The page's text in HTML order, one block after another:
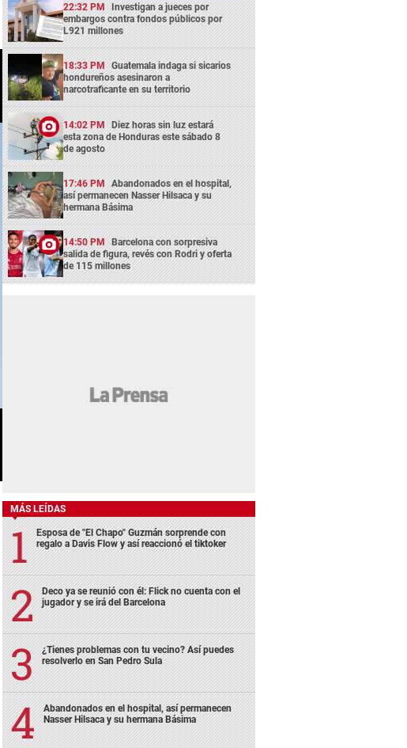
22:32 PM Investigan a jueces por
embargos contra fondos públicos por
L921 millones
18:33 PM Guatemala indaga si sicarios
hondureños asesinaron a
narcotraficante en su territorio
14:02 PM Diez horas sin luz estará
esta zona de Honduras este sábado 8
de agosto
17:46 PM Abandonados en el hospital,
así permanecen Nasser Hilsaca y su
hermana Básima
14:50 PM Barcelona con sorpresiva
salida de figura, revés con Rodri y oferta
de 115 millones
MÁS LEÍDAS
Esposa de "El Chapo" Guzmán sorprende con
regalo a Davis Flow y así reaccionó el tiktoker
Deco ya se reunió con él: Flick no cuenta con el
jugador y se irá del Barcelona
¿Tienes problemas con tu vecino? Así puedes
resolverlo en San Pedro Sula
Abandonados en el hospital, así permanecen
Nasser Hilsaca y su hermana Básima